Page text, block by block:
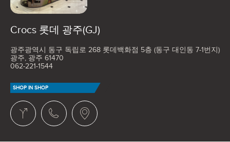
Crocs 롯데 광주(GJ)
광주광역시 동구 독립로 268 롯데백화점 5층 (동구 대인동 7-1번지)
광주, 광주 61470
062-221-1544
SHOP IN SHOP